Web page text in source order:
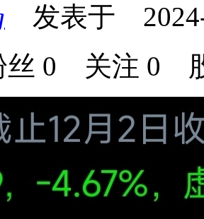
发表于 2024-
0 关注 0